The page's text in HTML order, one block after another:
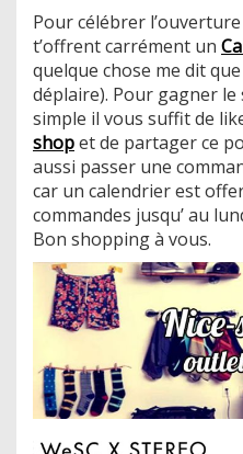
Pour célébrer
t’offrent carrément un
quelque chose me dit
déplaire). Pour gagner le
simple il vous suffit de
shopet de partager ce
aussi passer une
car un calendrier est
commandes jusqu’ au
Bon shopping à vous.